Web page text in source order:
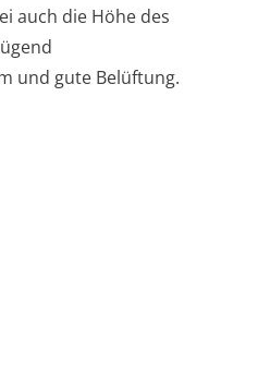
auch die Höhe des
und gute Belüftung.